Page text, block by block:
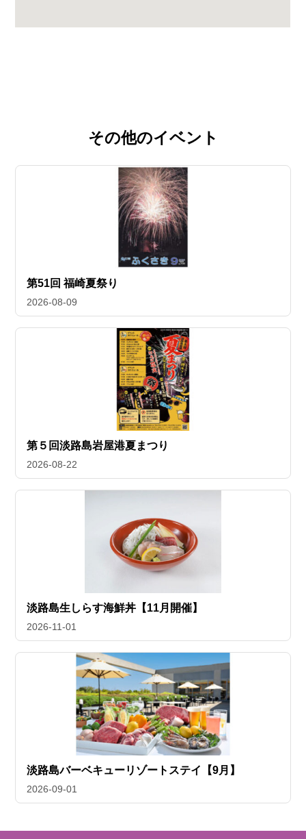
その他のイベント
第51回 福崎夏祭り
2026-08-09
第５回淡路島岩屋港夏まつり
2026-08-22
淡路島生しらす海鮮丼【11月開催】
2026-11-01
淡路島バーベキューリゾートステイ【9月】
2026-09-01